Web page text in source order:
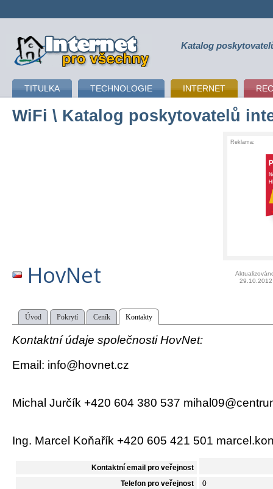
připojení k internetu Katalog
TITULKA TECHNOLOGIE INTERNET
WiFi \ Katalog poskytovatelů
Reklama:
HovNet
29.10.2012
Úvod Pokrytí Ceník Kontakty
Kontaktní údaje společnosti HovNet:
Email: info@hovnet.cz
Michal Jurčík +420 604 380 537
Ing. Marcel Koňařík +420 605 421 501
Kontaktní email pro veřejnost
Telefon pro veřejnost 0